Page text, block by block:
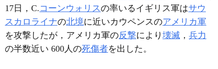
17日，C.コーンウォリスの率いるイギリス軍はサウ
スカロライナの北境に近いカウペンスのアメリカ軍
を攻撃したが，アメリカ軍の反撃により 壊滅 ， 兵力
の半数近い 600人の死傷者を出した。